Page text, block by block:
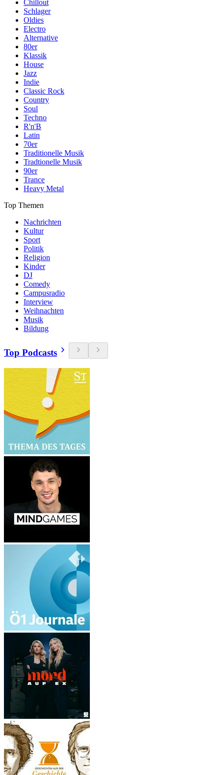
Chillout
Schlager
Oldies
Electro
Alternative
80er
Klassik
House
Jazz
Indie
Classic Rock
Country
Soul
Techno
R'n'B
Latin
70er
Traditionelle Musik
Tradtionelle Musik
90er
Trance
Heavy Metal
Top Themen
Nachrichten
Kultur
Sport
Politik
Religion
Kinder
DJ
Comedy
Campusradio
Interview
Weihnachten
Musik
Bildung
Top Podcasts